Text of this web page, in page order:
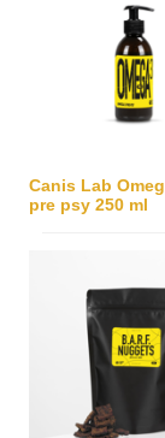
Canis Lab
pre psy 250 ml